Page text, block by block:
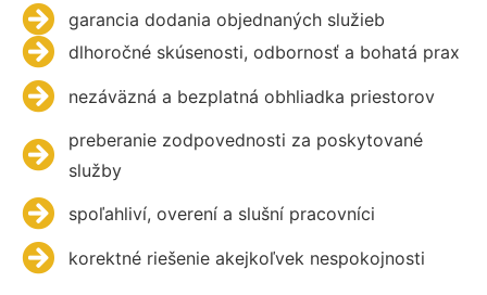
garancia dodania objednaných služieb
dlhoročné skúsenosti, odbornosť a bohatá prax
nezáväzná a bezplatná obhliadka priestorov
preberanie zodpovednosti za poskytované
služby
spoľahliví, overení a slušní pracovníci
korektné riešenie akejkoľvek nespokojnosti